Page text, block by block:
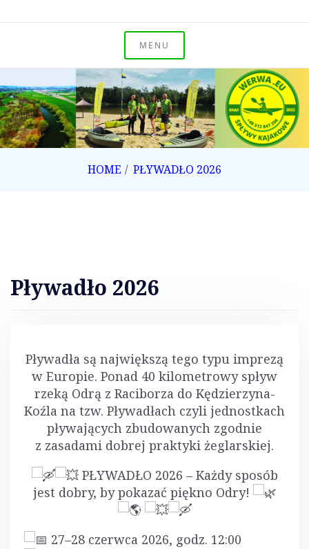
to
WERWA Group
spływy kajakowe
Spływy kajakowe po Odrze i Rudzie
MENU
HOME PŁYWADŁO 2026
Pływadło 2026
Pływadła są największą tego typu imprezą
w Europie. Ponad 40 kilometrowy spływ
rzeką Odrą z Raciborza do Kędzierzyna-
Koźla na tzw. Pływadłach czyli jednostkach
pływających zbudowanych zgodnie
z zasadami dobrej praktyki żeglarskiej.
PŁYWADŁO 2026 – Każdy sposób
jest dobry, by pokazać piękno Odry!
27–28 czerwca 2026, godz. 12:00